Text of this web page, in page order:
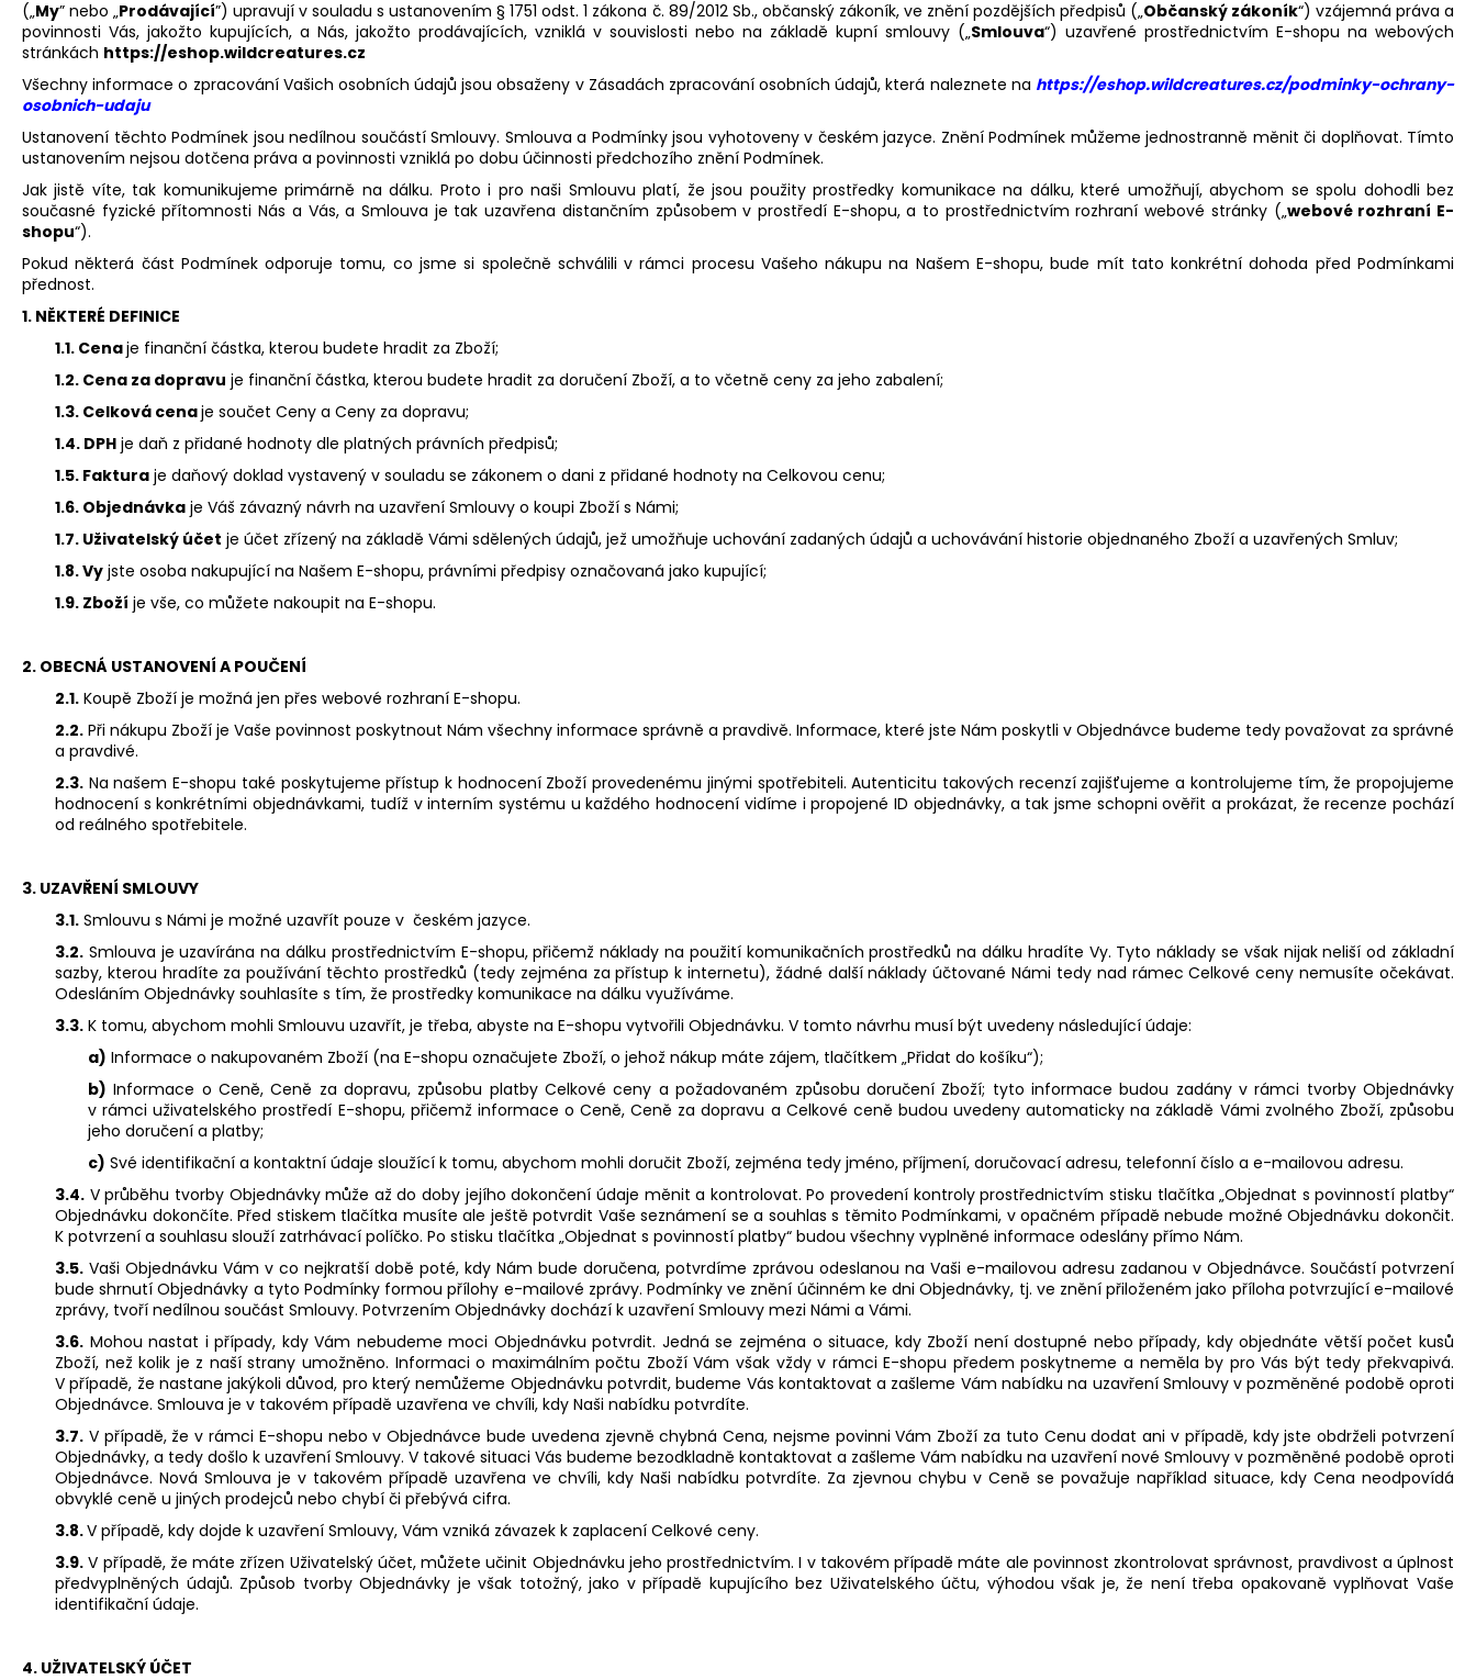
(„My” nebo „Prodávající”) upravují v souladu s ustanovením § 1751 odst. 1 zákona č. 89/2012 Sb., občanský zákoník, ve znění pozdějších předpisů („Občanský zákoník“) vzájemná práva a
povinnosti Vás, jakožto kupujících, a Nás, jakožto prodávajících, vzniklá v souvislosti nebo na základě kupní smlouvy („Smlouva“) uzavřené prostřednictvím E-shopu na webových
stránkách https://eshop.wildcreatures.cz
Všechny informace o zpracování Vašich osobních údajů jsou obsaženy v Zásadách zpracování osobních údajů, která naleznete na https://eshop.wildcreatures.cz/podminky-ochrany-
osobnich-udaju
Ustanovení těchto Podmínek jsou nedílnou součástí Smlouvy. Smlouva a Podmínky jsou vyhotoveny v českém jazyce. Znění Podmínek můžeme jednostranně měnit či doplňovat. Tímto
ustanovením nejsou dotčena práva a povinnosti vzniklá po dobu účinnosti předchozího znění Podmínek.
Jak jistě víte, tak komunikujeme primárně na dálku. Proto i pro naši Smlouvu platí, že jsou použity prostředky komunikace na dálku, které umožňují, abychom se spolu dohodli bez
současné fyzické přítomnosti Nás a Vás, a Smlouva je tak uzavřena distančním způsobem v prostředí E-shopu, a to prostřednictvím rozhraní webové stránky („webové rozhraní E-
shopu“).
Pokud některá část Podmínek odporuje tomu, co jsme si společně schválili v rámci procesu Vašeho nákupu na Našem E-shopu, bude mít tato konkrétní dohoda před Podmínkami
přednost.
1. NĚKTERÉ DEFINICE
1.1. Cenaje finanční částka, kterou budete hradit za Zboží;
1.2. Cena za dopravu je finanční částka, kterou budete hradit za doručení Zboží, a to včetně ceny za jeho zabalení;
1.3. Celková cenaje součet Ceny a Ceny za dopravu;
1.4. DPH je daň z přidané hodnoty dle platných právních předpisů;
1.5. Faktura je daňový doklad vystavený v souladu se zákonem o dani z přidané hodnoty na Celkovou cenu;
1.6. Objednávka je Váš závazný návrh na uzavření Smlouvy o koupi Zboží s Námi;
1.7. Uživatelský účet je účet zřízený na základě Vámi sdělených údajů, jež umožňuje uchování zadaných údajů a uchovávání historie objednaného Zboží a uzavřených Smluv;
1.8. Vy jste osoba nakupující na Našem E-shopu, právními předpisy označovaná jako kupující;
1.9. Zboží je vše, co můžete nakoupit na E-shopu.
2. OBECNÁ USTANOVENÍ A POUČENÍ
2.1. Koupě Zboží je možná jen přes webové rozhraní E-shopu.
2.2. Při nákupu Zboží je Vaše povinnost poskytnout Nám všechny informace správně a pravdivě. Informace, které jste Nám poskytli v Objednávce budeme tedy považovat za správné
a pravdivé.
2.3. Na našem E-shopu také poskytujeme přístup k hodnocení Zboží provedenému jinými spotřebiteli. Autenticitu takových recenzí zajišťujeme a kontrolujeme tím, že propojujeme
hodnocení s konkrétními objednávkami, tudíž v interním systému u každého hodnocení vidíme i propojené ID objednávky, a tak jsme schopni ověřit a prokázat, že recenze pochází
od reálného spotřebitele.
3. UZAVŘENÍ SMLOUVY
3.1. Smlouvu s Námi je možné uzavřít pouze v českém jazyce.
3.2. Smlouva je uzavírána na dálku prostřednictvím E-shopu, přičemž náklady na použití komunikačních prostředků na dálku hradíte Vy. Tyto náklady se však nijak neliší od základní
sazby, kterou hradíte za používání těchto prostředků (tedy zejména za přístup k internetu), žádné další náklady účtované Námi tedy nad rámec Celkové ceny nemusíte očekávat.
Odesláním Objednávky souhlasíte s tím, že prostředky komunikace na dálku využíváme.
3.3. K tomu, abychom mohli Smlouvu uzavřít, je třeba, abyste na E-shopu vytvořili Objednávku. V tomto návrhu musí být uvedeny následující údaje:
a) Informace o nakupovaném Zboží (na E-shopu označujete Zboží, o jehož nákup máte zájem, tlačítkem „Přidat do košíku“);
b) Informace o Ceně, Ceně za dopravu, způsobu platby Celkové ceny a požadovaném způsobu doručení Zboží; tyto informace budou zadány v rámci tvorby Objednávky
v rámci uživatelského prostředí E-shopu, přičemž informace o Ceně, Ceně za dopravu a Celkové ceně budou uvedeny automaticky na základě Vámi zvolného Zboží, způsobu
jeho doručení a platby;
c) Své identifikační a kontaktní údaje sloužící k tomu, abychom mohli doručit Zboží, zejména tedy jméno, příjmení, doručovací adresu, telefonní číslo a e-mailovou adresu.
3.4. V průběhu tvorby Objednávky může až do doby jejího dokončení údaje měnit a kontrolovat. Po provedení kontroly prostřednictvím stisku tlačítka „Objednat s povinností platby“
Objednávku dokončíte. Před stiskem tlačítka musíte ale ještě potvrdit Vaše seznámení se a souhlas s těmito Podmínkami, v opačném případě nebude možné Objednávku dokončit.
K potvrzení a souhlasu slouží zatrhávací políčko. Po stisku tlačítka „Objednat s povinností platby“ budou všechny vyplněné informace odeslány přímo Nám.
3.5. Vaši Objednávku Vám v co nejkratší době poté, kdy Nám bude doručena, potvrdíme zprávou odeslanou na Vaši e-mailovou adresu zadanou v Objednávce. Součástí potvrzení
bude shrnutí Objednávky a tyto Podmínky formou přílohy e-mailové zprávy. Podmínky ve znění účinném ke dni Objednávky, tj. ve znění přiloženém jako příloha potvrzující e-mailové
zprávy, tvoří nedílnou součást Smlouvy. Potvrzením Objednávky dochází k uzavření Smlouvy mezi Námi a Vámi.
3.6. Mohou nastat i případy, kdy Vám nebudeme moci Objednávku potvrdit. Jedná se zejména o situace, kdy Zboží není dostupné nebo případy, kdy objednáte větší počet kusů
Zboží, než kolik je z naší strany umožněno. Informaci o maximálním počtu Zboží Vám však vždy v rámci E-shopu předem poskytneme a neměla by pro Vás být tedy překvapivá.
V případě, že nastane jakýkoli důvod, pro který nemůžeme Objednávku potvrdit, budeme Vás kontaktovat a zašleme Vám nabídku na uzavření Smlouvy v pozměněné podobě oproti
Objednávce. Smlouva je v takovém případě uzavřena ve chvíli, kdy Naši nabídku potvrdíte.
3.7. V případě, že v rámci E-shopu nebo v Objednávce bude uvedena zjevně chybná Cena, nejsme povinni Vám Zboží za tuto Cenu dodat ani v případě, kdy jste obdrželi potvrzení
Objednávky, a tedy došlo k uzavření Smlouvy. V takové situaci Vás budeme bezodkladně kontaktovat a zašleme Vám nabídku na uzavření nové Smlouvy v pozměněné podobě oproti
Objednávce. Nová Smlouva je v takovém případě uzavřena ve chvíli, kdy Naši nabídku potvrdíte. Za zjevnou chybu v Ceně se považuje například situace, kdy Cena neodpovídá
obvyklé ceně u jiných prodejců nebo chybí či přebývá cifra.
3.8.V případě, kdy dojde k uzavření Smlouvy, Vám vzniká závazek k zaplacení Celkové ceny.
3.9. V případě, že máte zřízen Uživatelský účet, můžete učinit Objednávku jeho prostřednictvím. I v takovém případě máte ale povinnost zkontrolovat správnost, pravdivost a úplnost
předvyplněných údajů. Způsob tvorby Objednávky je však totožný, jako v případě kupujícího bez Uživatelského účtu, výhodou však je, že není třeba opakovaně vyplňovat Vaše
identifikační údaje.
4. UŽIVATELSKÝ ÚČET